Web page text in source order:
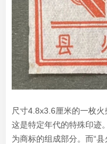
尺寸4.8x3.6厘米的一枚
这是特定年代的特殊印迹
为商标的组成部分。而“